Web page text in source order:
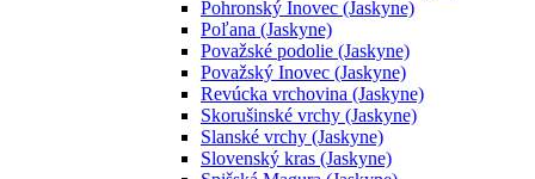
Pohronský Inovec (Jaskyne)
Poľana (Jaskyne)
Považské podolie (Jaskyne)
Považský Inovec (Jaskyne)
Revúcka vrchovina (Jaskyne)
Skorušinské vrchy (Jaskyne)
Slanské vrchy (Jaskyne)
Slovenský kras (Jaskyne)